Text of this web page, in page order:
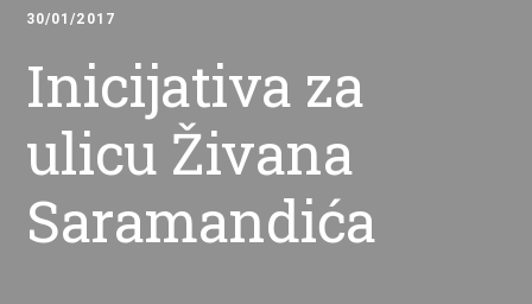
30/01/2017
Inicijativa za
ulicu Živana
Saramandića